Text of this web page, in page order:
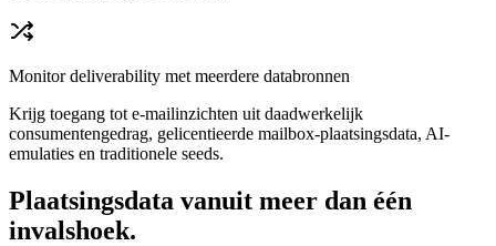
Monitor deliverability met meerdere databronnen
Krijg toegang tot e-mailinzichten uit daadwerkelijk
consumentengedrag, gelicentieerde mailbox-plaatsingsdata, AI-
emulaties en traditionele seeds.
Plaatsingsdata vanuit meer dan één
invalshoek.